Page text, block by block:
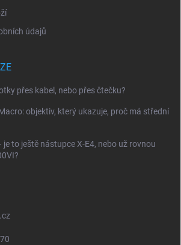
údajů
přes kabel, nebo přes čtečku?
objektiv, který ukazuje, proč má střední
je to ještě nástupce X-E4, nebo už rovnou